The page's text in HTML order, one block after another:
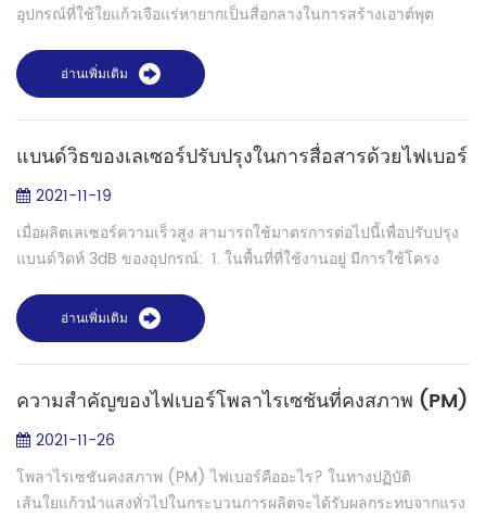
อุปกรณ์ที่ใช้ใยแก้วเจือแร่หายากเป็นสื่อกลางในการสร้างเอาต์พุต
สัญญาณไฟเบอร์ เนื่องจากแกนไ...
อ่านเพิ่มเติม
แบนด์วิธของเลเซอร์ปรับปรุงในการสื่อสารด้วยไฟเบอร์
2021-11-19
เมื่อผลิตเลเซอร์ความเร็วสูง สามารถใช้มาตรการต่อไปนี้เพื่อปรับปรุง
แบนด์วิดท์ 3dB ของอุปกรณ์: 1. ในพื้นที่ที่ใช้งานอยู่ มีการใช้โครง
เลเซอร์ของ...
อ่านเพิ่มเติม
ความสำคัญของไฟเบอร์โพลาไรเซชันที่คงสภาพ (PM)
2021-11-26
โพลาไรเซชันคงสภาพ (PM) ไฟเบอร์คืออะไร? ในทางปฏิบัติ
เส้นใยแก้วนำแสงทั่วไปในกระบวนการผลิตจะได้รับผลกระทบจากแรง